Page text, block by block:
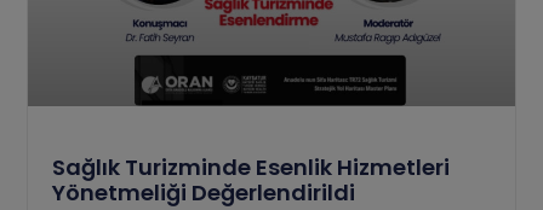
Sağlık Turizminde Esenlik Hizmetleri
Yönetmeliği Değerlendirildi